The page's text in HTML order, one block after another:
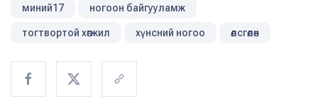
миний17 ногоон байгууламж
тогтвортой хөгжил хүнсний ногоо өлсгөлөн